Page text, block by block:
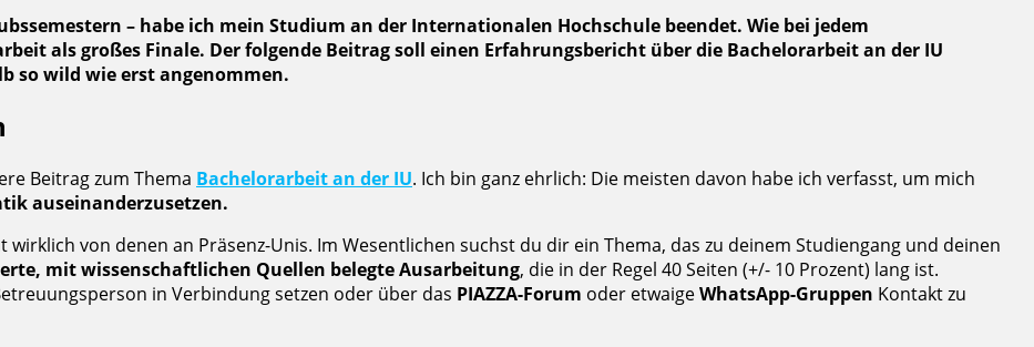
– habe ich mein Studium an der Internationalen Hochschule beendet. Wie bei jedem
als großes Finale. Der folgende Beitrag soll einen Erfahrungsbericht über die Bachelorarbeit an der IU
so wild wie erst angenommen.
Beitrag zum Thema Bachelorarbeit an der IU. Ich bin ganz ehrlich: Die meisten davon habe ich verfasst, um mich
auseinanderzusetzen.
von denen an Präsenz-Unis. Im Wesentlichen suchst du dir ein Thema, das zu deinem Studiengang und deinen
mit wissenschaftlichen Quellen belegte Ausarbeitung, die in der Regel 40 Seiten (+/- 10 Prozent) lang ist.
in Verbindung setzen oder über das PIAZZA-Forum oder etwaigeWhatsApp-Gruppen Kontakt zu